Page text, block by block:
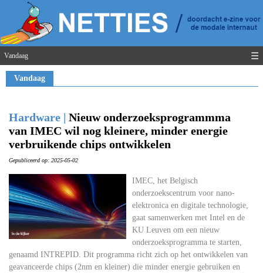
Vandaag ☰
Vandaag
Hardware | Nieuw onderzoeksprogrammma
van IMEC wil nog kleinere, minder energie
verbruikende chips ontwikkelen
Gepubliceerd op: 2025-05-02
IMEC, het Belgisch
onderzoekscentrum voor nano-
elektronica en digitale technologie,
gaat samenwerken met Intel en de
KU Leuven om een nieuw
onderzoeksprogramma te starten,
genaamd INTREPID. Dit programma richt zich op het ontwikkelen van
geavanceerde chips (2nm en kleiner) die minder energie gebruiken en